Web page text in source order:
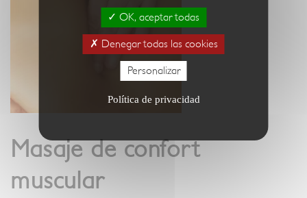
Masaje de confort
muscular
OK, aceptar todas
Denegar todas las cookies
Personalizar
Política de privacidad